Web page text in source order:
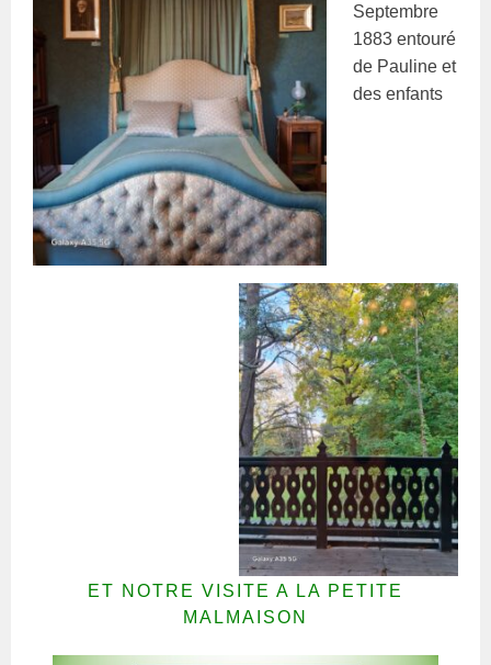
Septembre
1883 entouré
de Pauline et
des enfants
ET NOTRE VISITE A LA PETITE
MALMAISON